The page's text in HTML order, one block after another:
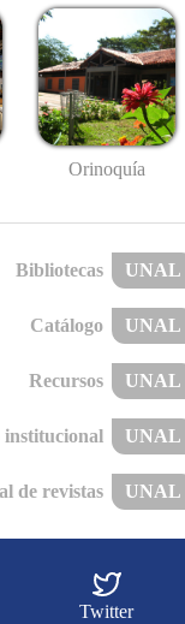
Orinoquía
Bibliotecas UNAL
Catálogo UNAL
Recursos UNAL
institucional UNAL
de revistas UNAL
Twitter